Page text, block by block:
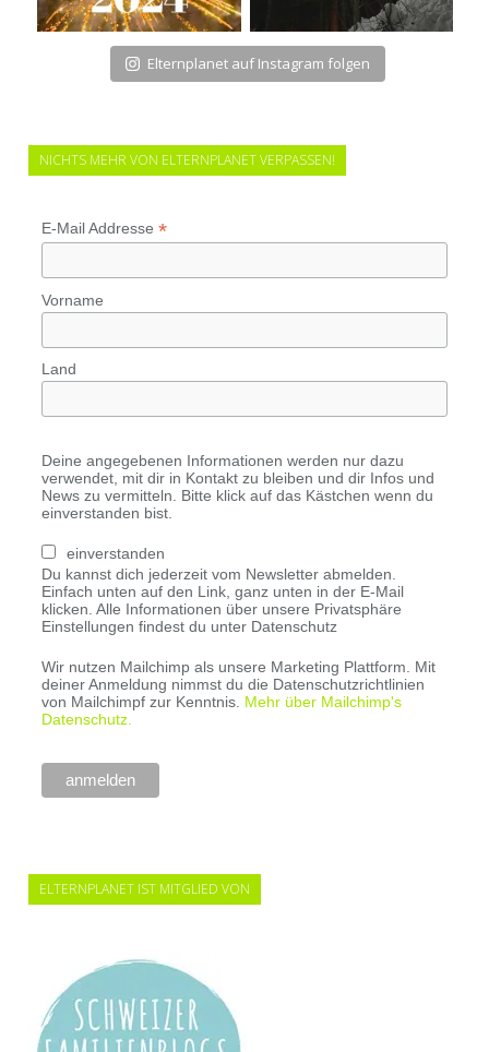
Elternplanet auf Instagram folgen
NICHTS MEHR VON ELTERNPLANET VERPASSEN!
E-Mail Addresse *
Vorname
Land
Deine angegebenen Informationen werden nur dazu
verwendet, mit dir in Kontakt zu bleiben und dir Infos und
News zu vermitteln. Bitte klick auf das Kästchen wenn du
einverstanden bist.
einverstanden
Du kannst dich jederzeit vom Newsletter abmelden.
Einfach unten auf den Link, ganz unten in der E-Mail
klicken. Alle Informationen über unsere Privatsphäre
Einstellungen findest du unter Datenschutz
Wir nutzen Mailchimp als unsere Marketing Plattform. Mit
deiner Anmeldung nimmst du die Datenschutzrichtlinien
von Mailchimpf zur Kenntnis. Mehr über Mailchimp's
Datenschutz.
ELTERNPLANET IST MITGLIED VON